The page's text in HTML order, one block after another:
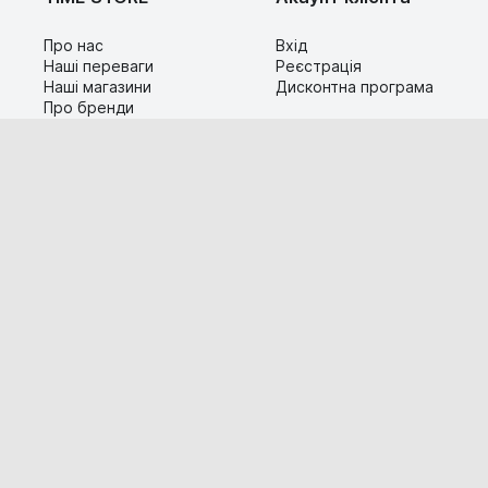
Про нас
Наші переваги
Наші магазини
Про бренди
Вхід
Реєстрація
Дисконтна програма